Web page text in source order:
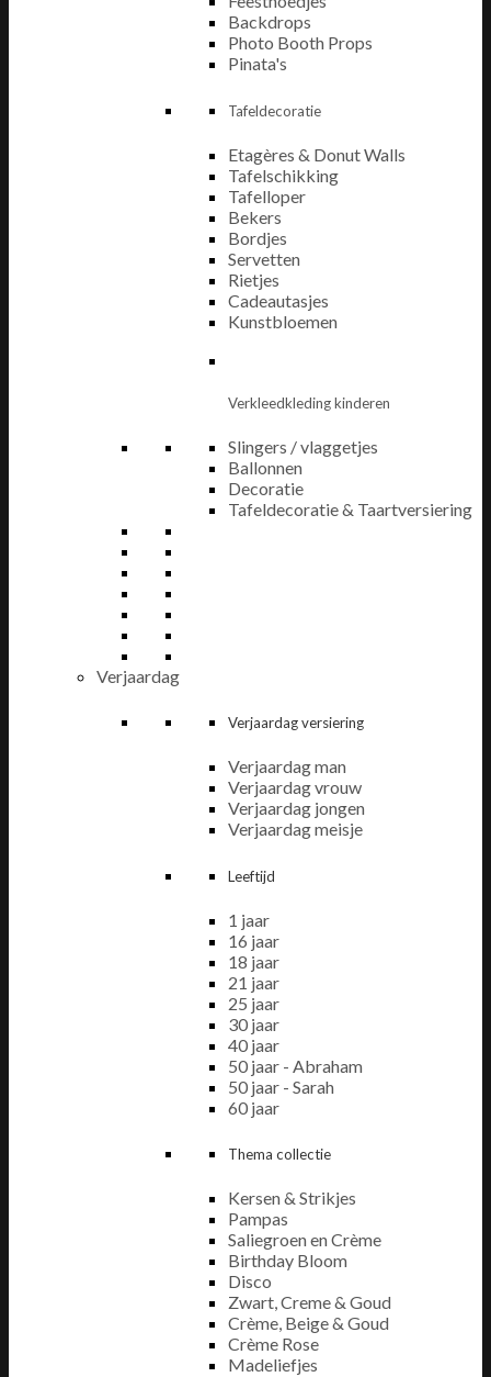
Backdrops
Photo Booth Props
Pinata's
Tafeldecoratie
Etagères & Donut Walls
Tafelschikking
Tafelloper
Bekers
Bordjes
Servetten
Rietjes
Cadeautasjes
Kunstbloemen
Verkleedkleding kinderen
Slingers / vlaggetjes
Ballonnen
Decoratie
Tafeldecoratie & Taartversiering
Verjaardag
Verjaardag versiering
Verjaardag man
Verjaardag vrouw
Verjaardag jongen
Verjaardag meisje
Leeftijd
1 jaar
16 jaar
18 jaar
21 jaar
25 jaar
30 jaar
40 jaar
50 jaar - Abraham
50 jaar - Sarah
60 jaar
Thema collectie
Kersen & Strikjes
Pampas
Saliegroen en Crème
Birthday Bloom
Disco
Zwart, Creme & Goud
Crème, Beige & Goud
Crème Rose
Madeliefjes